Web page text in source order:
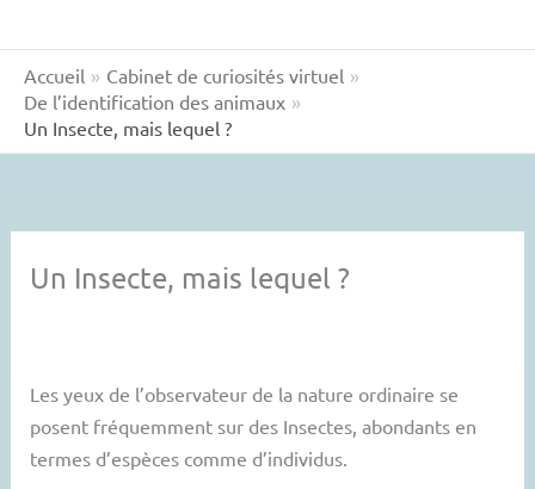
Accueil
Cabinet de curiosités virtuel
De l’identification des animaux
Un Insecte, mais lequel ?
Un Insecte, mais lequel ?
Les yeux de l’observateur de la nature ordinaire se
posent fréquemment sur des Insectes, abondants en
termes d’espèces comme d’individus.